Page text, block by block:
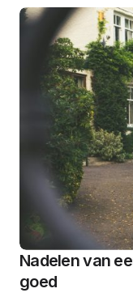
Nadelen van
goed